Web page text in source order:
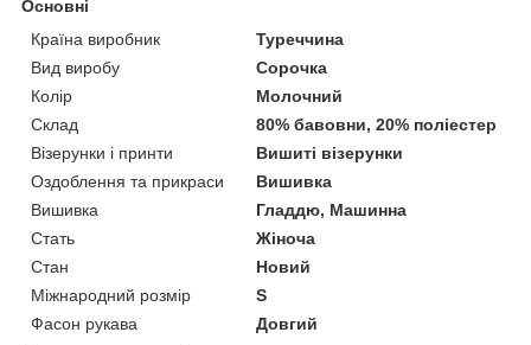
Основні
Країна виробник
Туреччина
Вид виробу
Сорочка
Колір
Молочний
Склад
80% бавовни, 20% поліестер
Візерунки і принти
Вишиті візерунки
Оздоблення та прикраси
Вишивка
Вишивка
Гладдю, Машинна
Стать
Жіноча
Стан
Новий
Міжнародний розмір
S
Фасон рукава
Довгий